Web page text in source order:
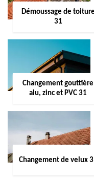
Démoussage de toiture
31
Changement gouttière
alu, zinc et PVC 31
Changement de velux